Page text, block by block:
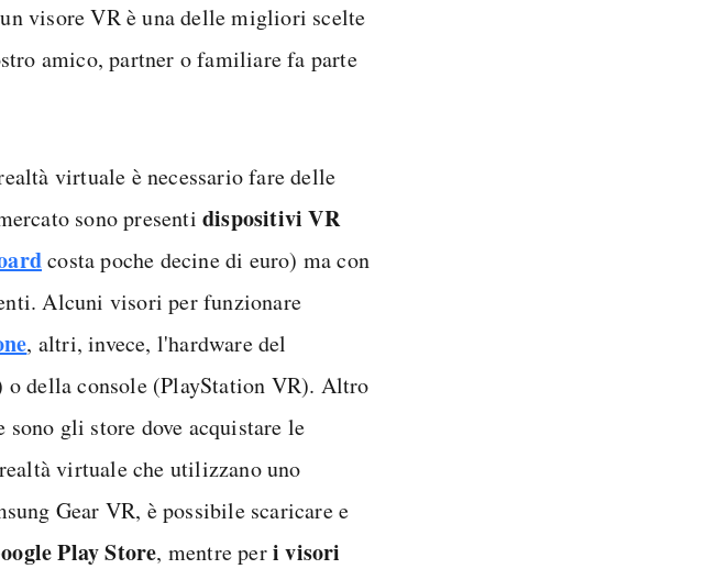
un visore VR è una delle migliori scelte
amico, partner o familiare fa parte
virtuale è necessario fare delle
sono presentidispositivi VR
costa poche decine di euro) ma con
Alcuni visori per funzionare
, altri, invece, l'hardware del
o della console (PlayStation VR). Altro
gli store dove acquistare le
virtuale che utilizzano uno
Gear VR, è possibile scaricare e
Play Store, mentre peri visori